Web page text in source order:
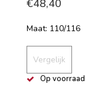
€48,40
Maat: 110/116
Vergelijk
Op voorraad